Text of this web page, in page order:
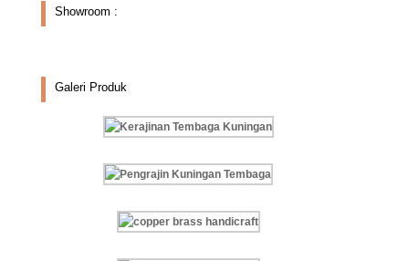
Showroom :
Galeri Produk